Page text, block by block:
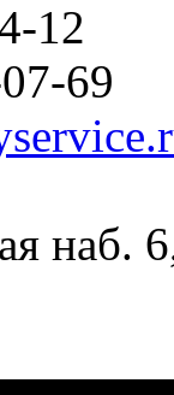
12
69
наб.